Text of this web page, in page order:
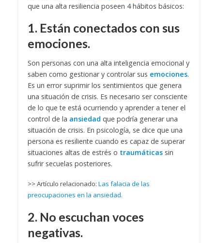
que una alta resiliencia poseen 4 hábitos básicos:
1. Están conectados con sus
emociones.
Son personas con una alta inteligencia emocional y
saben como gestionar y controlar sus emociones.
Es un error suprimir los sentimientos que genera
una situación de crisis. Es necesario ser consciente
de lo que te está ocurriendo y aprender a tener el
control de la ansiedad que podría generar una
situación de crisis. En psicología, se dice que una
persona es resiliente cuando es capaz de superar
situaciones altas de estrés o traumáticassin
sufrir secuelas posteriores.
>> Artículo relacionado: Las falacia de las
preocupaciones en la ansiedad.
2. No escuchan voces
negativas.